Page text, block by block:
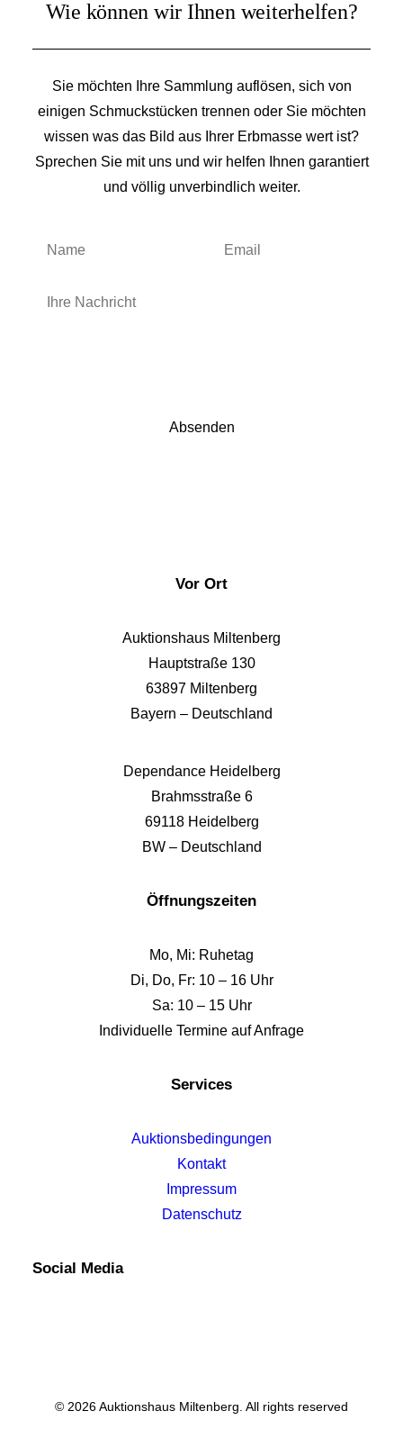
Wie können wir Ihnen weiterhelfen?
Sie möchten Ihre Sammlung auflösen, sich von
einigen Schmuckstücken trennen oder Sie möchten
wissen was das Bild aus Ihrer Erbmasse wert ist?
Sprechen Sie mit uns und wir helfen Ihnen garantiert
und völlig unverbindlich weiter.
Vor Ort
Auktionshaus Miltenberg
Hauptstraße 130
63897 Miltenberg
Bayern – Deutschland
Dependance Heidelberg
Brahmsstraße 6
69118 Heidelberg
BW – Deutschland
Öffnungszeiten
Mo, Mi: Ruhetag
Di, Do, Fr: 10 – 16 Uhr
Sa: 10 – 15 Uhr
Individuelle Termine auf Anfrage
Services
Auktionsbedingungen
Kontakt
Impressum
Datenschutz
Social Media
© 2026 Auktionshaus Miltenberg. All rights reserved